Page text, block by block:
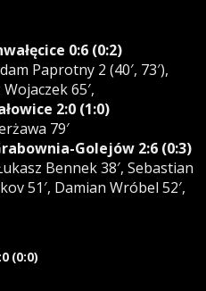
0:6 (0:2)
Paprotny 2 (40′, 73′),
65′,
2:0 (1:0)
79′
Golejów 2:6 (0:3)
Bennek 38′, Sebastian
51′, Damian Wróbel 52′,
(0:0)